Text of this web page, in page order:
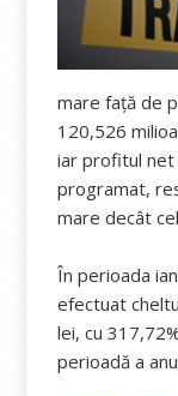
mare faţă de
120,526
iar profitul net
programat,
mare decât
În perioada
efectuat
lei, cu
perioadă a